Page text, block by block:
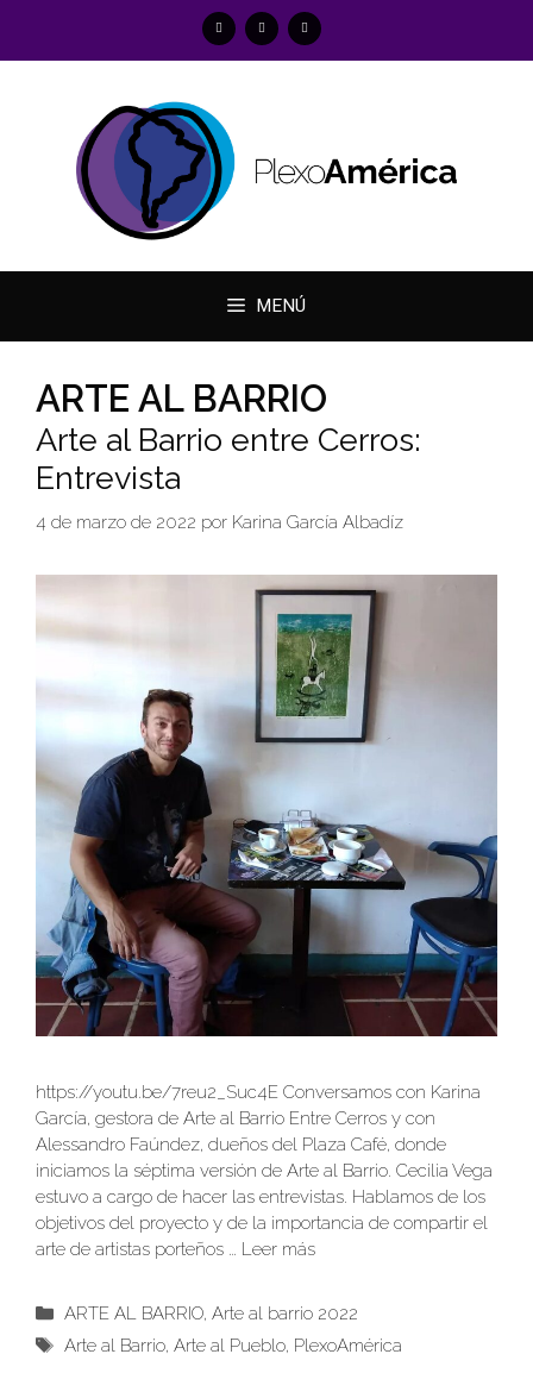
contenido
MENÚ
ARTE AL BARRIO
Arte al Barrio entre Cerros:
Entrevista
4 de marzo de 2022 por Karina García Albadíz
https://youtu.be/7reu2_Suc4E Conversamos con Karina
García, gestora de Arte al Barrio Entre Cerros y con
Alessandro Faúndez, dueños del Plaza Café, donde
iniciamos la séptima versión de Arte al Barrio. Cecilia Vega
estuvo a cargo de hacer las entrevistas. Hablamos de los
objetivos del proyecto y de la importancia de compartir el
arte de artistas porteños … Leer más
Categorías
ARTE AL BARRIO, Arte al barrio 2022
Etiquetas
Arte al Barrio, Arte al Pueblo, PlexoAmérica